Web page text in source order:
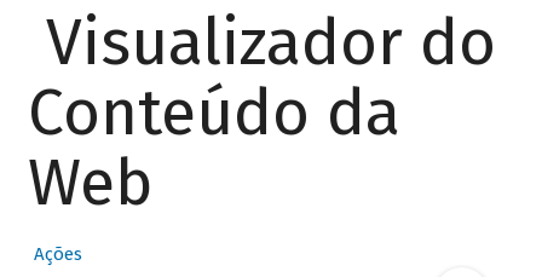
Visualizador do
Conteúdo da
Web
Ações